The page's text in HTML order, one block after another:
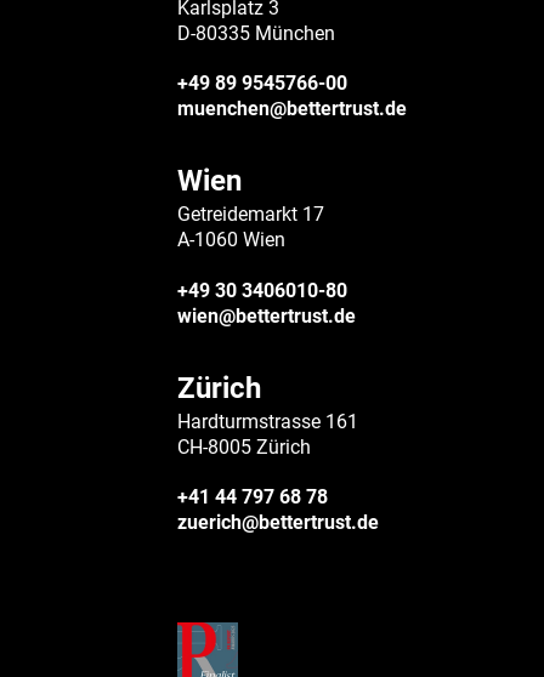
Karlsplatz 3
D-80335 München
+49 89 9545766-00
muenchen@bettertrust.de
Wien
Getreidemarkt 17
A-1060 Wien
+49 30 3406010-80
wien@bettertrust.de
Zürich
Hardturmstrasse 161
CH-8005 Zürich
+41 44 797 68 78
zuerich@bettertrust.de